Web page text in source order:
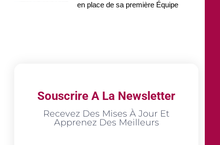
en place de sa première Équipe
Souscrire A La Newsletter
Recevez Des Mises À Jour Et
Apprenez Des Meilleurs